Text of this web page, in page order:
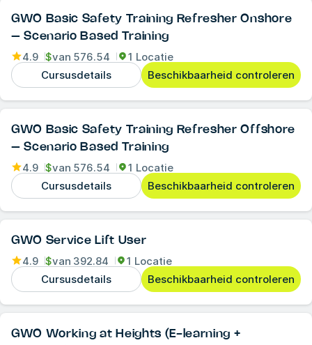
GWO Basic Safety Training Refresher Onshore
– Scenario Based Training
4.9 $van 576.54
1 Locatie
Cursusdetails
Beschikbaarheid controleren
GWO Basic Safety Training Refresher Offshore
– Scenario Based Training
4.9 $van 576.54
1 Locatie
Cursusdetails
Beschikbaarheid controleren
GWO Service Lift User
4.9 $van 392.84
1 Locatie
Cursusdetails
Beschikbaarheid controleren
GWO Working at Heights (E-learning +